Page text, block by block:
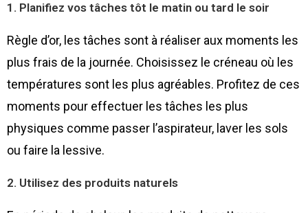
1. Planifiez vos tâches tôt le matin ou tard le soir
Règle d’or, les tâches sont à réaliser aux moments les
plus frais de la journée. Choisissez le créneau où les
températures sont les plus agréables. Profitez de ces
moments pour effectuer les tâches les plus
physiques comme passer l’aspirateur, laver les sols
ou faire la lessive.
2. Utilisez des produits naturels